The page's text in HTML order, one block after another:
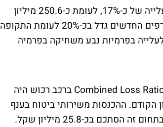
הפרמיות ברוטו של החברה הסתכמו בכ-293.1 מיליון שקל - עלייה של כ-17%, לעומת כ-250.6 מיליון
שקל ברבעון הראשון של 2025. בליברה ציינו כי מספר המצטרפים החדשים גדל בכ-20% לעומת התקופה
בפרמיות נבע משחיקה בפרמיה
החברה המשיכה להציג רווחיות חיתומית בענפי הרכב. יחס ה-Combined Loss Ratio ברכב רכוש היה
כ-79% ברבעון המקביל אשתקד וכ-83% ברבעון הקודם. ההכנסות משירותי ביטוח בענף